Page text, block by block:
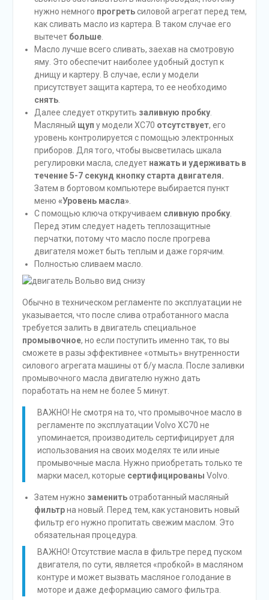
нужно немного прогретьсиловой агрегат перед тем,
как сливать масло из картера. В таком случае его
вытечет больше.
Масло лучше всего сливать, заехав на смотровую
яму. Это обеспечит наиболее удобный доступ к
днищу и картеру. В случае, если у модели
присутствует защита картера, то ее необходимо
снять.
Далее следует открутить заливную пробку.
Масляный щуп у модели XC70 отсутствует, его
уровень контролируется с помощью электронных
приборов. Для того, чтобы высветилась шкала
регулировки масла, следует нажать и удерживать в
течение 5-7 секунд кнопку старта двигателя.
Затем в бортовом компьютере выбирается пункт
меню «Уровень масла».
С помощью ключа откручиваем сливную пробку.
Перед этим следует надеть теплозащитные
перчатки, потому что масло после прогрева
двигателя может быть теплым и даже горячим.
Полностью сливаем масло.
Обычно в техническом регламенте по эксплуатации не
указывается, что после слива отработанного масла
требуется залить в двигатель специальное
промывочное, но если поступить именно так, то вы
сможете в разы эффективнее «отмыть» внутренности
силового агрегата машины от б/у масла. После заливки
промывочного масла двигателю нужно дать
поработать на нем не более 5 минут.
ВАЖНО! Не смотря на то, что промывочное масло в
регламенте по эксплуатации Volvo XC70 не
упоминается, производитель сертифицирует для
использования на своих моделях те или иные
промывочные масла. Нужно приобретать только те
марки масел, которые сертифицированы Volvo.
Затем нужно заменитьотработанный масляный
фильтрна новый. Перед тем, как установить новый
фильтр его нужно пропитать свежим маслом. Это
обязательная процедура.
ВАЖНО! Отсутствие масла в фильтре перед пуском
двигателя, по сути, является «пробкой» в масляном
контуре и может вызвать масляное голодание в
моторе и даже деформацию самого фильтра.